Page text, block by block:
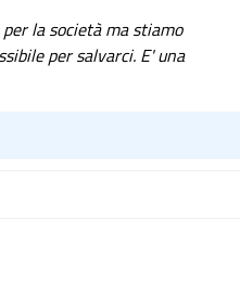
la società ma stiamo
per salvarci. E' una